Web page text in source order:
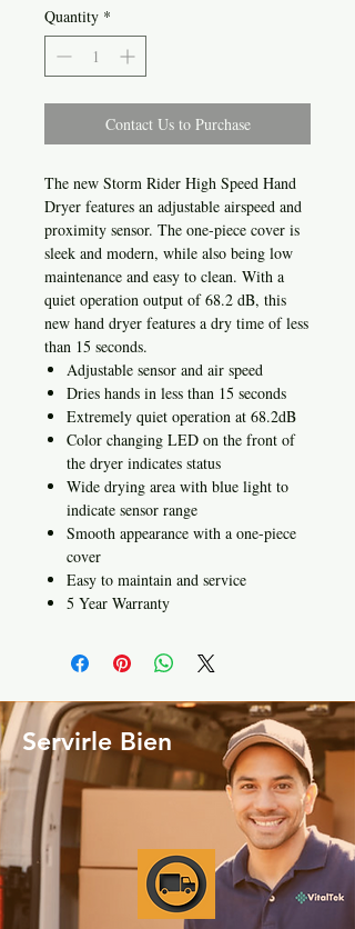
Quantity *
Contact Us to Purchase
The new Storm Rider High Speed Hand
Dryer features an adjustable airspeed and
proximity sensor. The one-piece cover is
sleek and modern, while also being low
maintenance and easy to clean. With a
quiet operation output of 68.2 dB, this
new hand dryer features a dry time of less
than 15 seconds.
Adjustable sensor and air speed
Dries hands in less than 15 seconds
Extremely quiet operation at 68.2dB
Color changing LED on the front of
the dryer indicates status
Wide drying area with blue light to
indicate sensor range
Smooth appearance with a one-piece
cover
Easy to maintain and service
5 Year Warranty
Servirle Bien